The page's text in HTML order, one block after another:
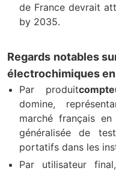
de France devrait
by 2035.
Regards notables
électrochimiques
Par produit
domine,
marché français
généralisée de
portatifs dans les
Par utilisateur final,